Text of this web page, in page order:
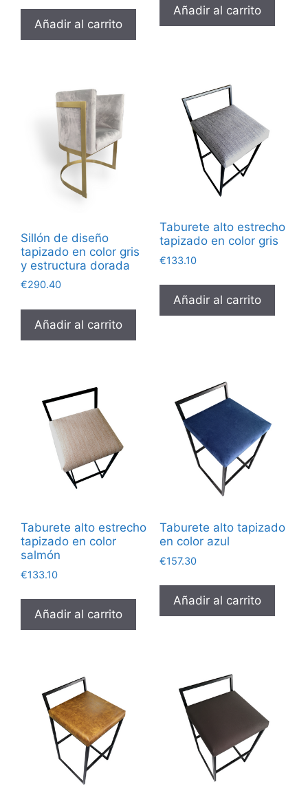
Añadir al carrito
Añadir al carrito
Sillón de diseño
tapizado en color gris
y estructura dorada
€290.40
Añadir al carrito
Taburete alto estrecho
tapizado en color gris
€133.10
Añadir al carrito
Taburete alto estrecho
tapizado en color
salmón
€133.10
Añadir al carrito
Taburete alto tapizado
en color azul
€157.30
Añadir al carrito